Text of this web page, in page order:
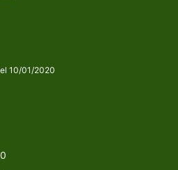
10/01/2020